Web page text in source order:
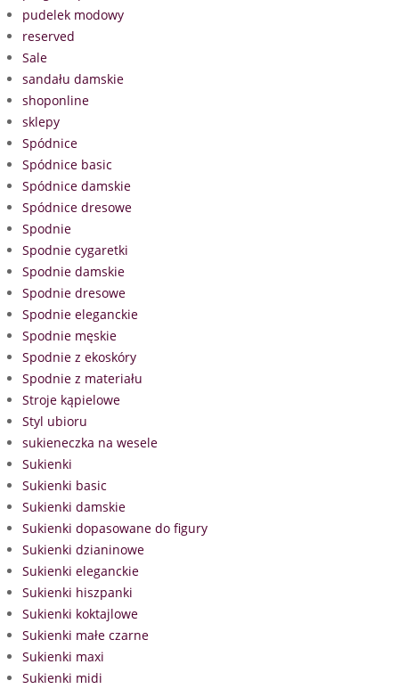
pudelek modowy
reserved
Sale
sandału damskie
shoponline
sklepy
Spódnice
Spódnice basic
Spódnice damskie
Spódnice dresowe
Spodnie
Spodnie cygaretki
Spodnie damskie
Spodnie dresowe
Spodnie eleganckie
Spodnie męskie
Spodnie z ekoskóry
Spodnie z materiału
Stroje kąpielowe
Styl ubioru
sukieneczka na wesele
Sukienki
Sukienki basic
Sukienki damskie
Sukienki dopasowane do figury
Sukienki dzianinowe
Sukienki eleganckie
Sukienki hiszpanki
Sukienki koktajlowe
Sukienki małe czarne
Sukienki maxi
Sukienki midi